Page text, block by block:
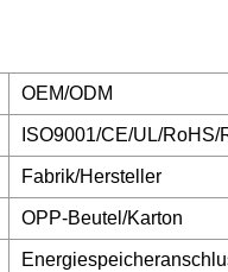
OEM/ODM
ISO9001/CE/UL/RoHS/
Fabrik/Hersteller
OPP-Beutel/Karton